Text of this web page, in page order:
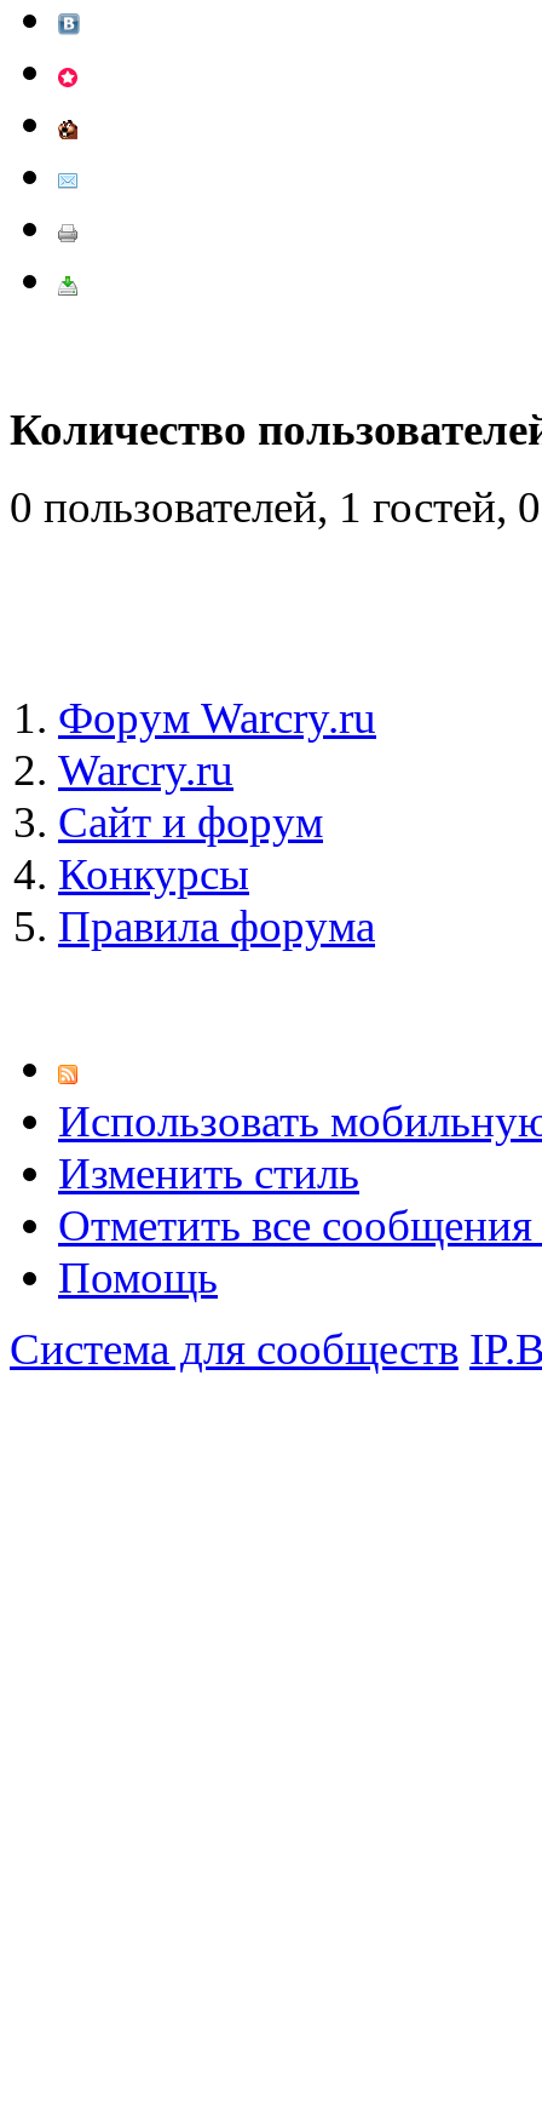
Количество
0 пользователей, 1
Форум Warcry.ru
Warcry.ru
Сайт и форум
Конкурсы
Правила форума
Использовать
Изменить стиль
Отметить все
Помощь
Система для сообществ